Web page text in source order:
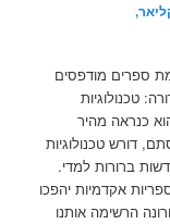
ספרים מודפסים
טכנולוגיות
כנראה מהיר
דורש טכנולוגיות
ברורות למדי.
אקדמיות יהפכו
הרשימה אותנו